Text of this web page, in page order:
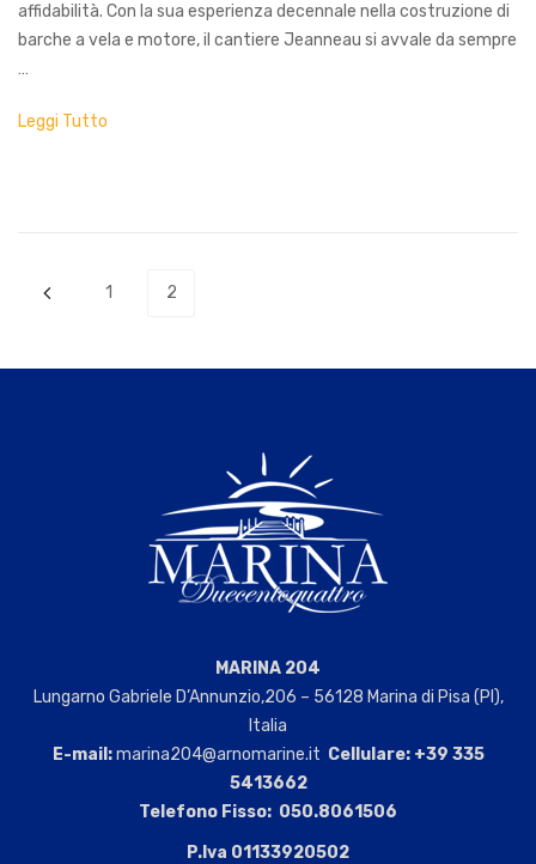
affidabilità. Con la sua esperienza decennale nella costruzione di
barche a vela e motore, il cantiere Jeanneau si avvale da sempre
…
Leggi Tutto
1 2
MARINA 204
Lungarno Gabriele D’Annunzio,206 – 56128 Marina di Pisa (PI),
Italia
E-mail: marina204@arnomarine.it Cellulare: +39 335
5413662
Telefono Fisso: 050.8061506
P.Iva 01133920502